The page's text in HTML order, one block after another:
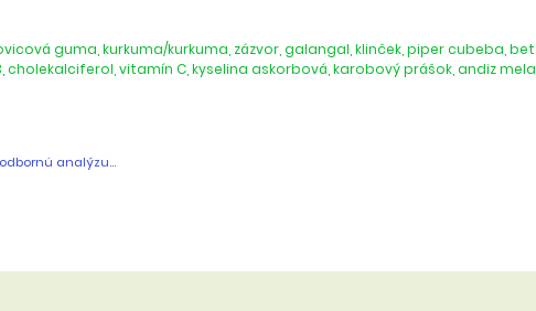
guma, kurkuma/kurkuma, zázvor, galangal, klinček, piper cubeba,
cholekalciferol, vitamín C, kyselina askorbová, karobový prášok, andiz
analýzu...